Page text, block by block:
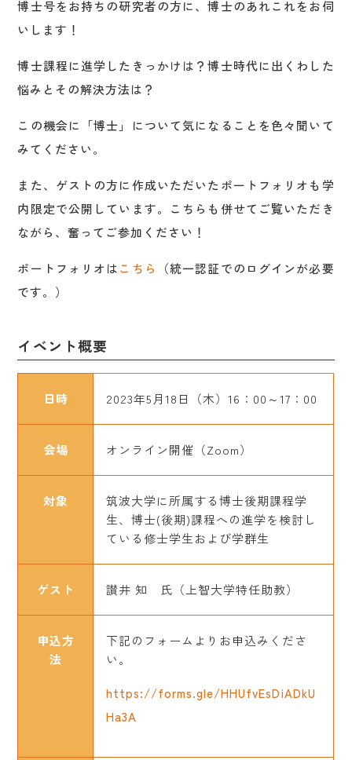
博士号をお持ちの研究者の方に、博士のあれこれをお伺
いします！
博士課程に進学したきっかけは？博士時代に出くわした
悩みとその解決方法は？
この機会に「博士」について気になることを色々聞いて
みてください。
また、ゲストの方に作成いただいたポートフォリオも学
内限定で公開しています。こちらも併せてご覧いただき
ながら、奮ってご参加ください！
ポートフォリオはこちら
（統一認証でのログインが必要
です。）
イベント概要
日時 2023年5月18日（木）16：00～17：00
会場 オンライン開催（Zoom）
対象
筑波大学に所属する博士後期課程学
生、博士(後期)課程への進学を検討し
ている修士学生および学群生
ゲスト 讃井 知 氏（上智大学特任助教）
申込方
法
下記のフォームよりお申込みくださ
い。
https://forms.gle/HHUfvEsDiADkU
Ha3A